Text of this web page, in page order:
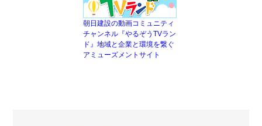
朝日建設の動画コミュニティ
チャンネル『やるぞうTVラン
ド』地域と企業と環境を繋ぐ
アミューズメントサイト